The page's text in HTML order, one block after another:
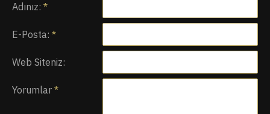
Adınız:
E-Posta:
Web Siteniz:
Yorumlar